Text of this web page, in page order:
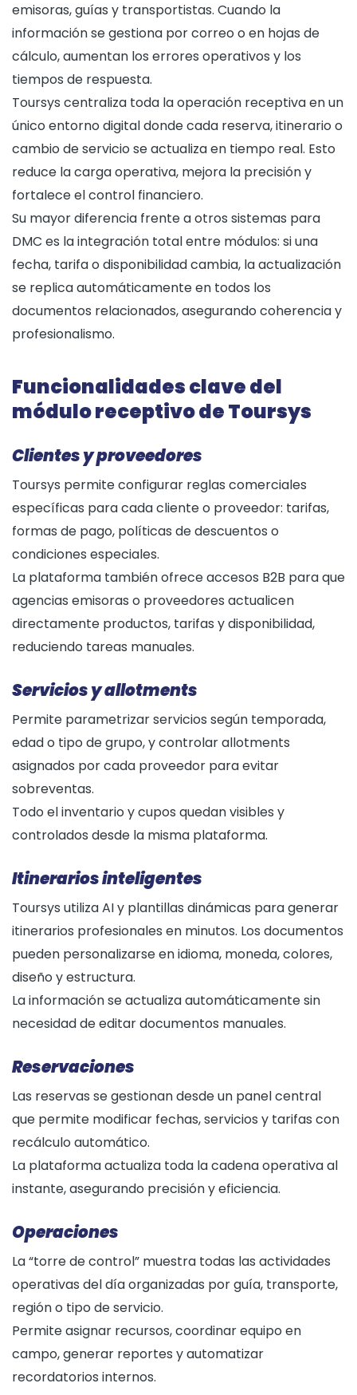
emisoras, guías y transportistas. Cuando la
información se gestiona por correo o en hojas de
cálculo, aumentan los errores operativos y los
tiempos de respuesta.
Toursys centraliza toda la operación receptiva en un
único entorno digital donde cada reserva, itinerario o
cambio de servicio se actualiza en tiempo real. Esto
reduce la carga operativa, mejora la precisión y
fortalece el control financiero.
Su mayor diferencia frente a otros sistemas para
DMC es la integración total entre módulos: si una
fecha, tarifa o disponibilidad cambia, la actualización
se replica automáticamente en todos los
documentos relacionados, asegurando coherencia y
profesionalismo.
Funcionalidades clave del
módulo receptivo de Toursys
Clientes y proveedores
Toursys permite configurar reglas comerciales
específicas para cada cliente o proveedor: tarifas,
formas de pago, políticas de descuentos o
condiciones especiales.
La plataforma también ofrece accesos B2B para que
agencias emisoras o proveedores actualicen
directamente productos, tarifas y disponibilidad,
reduciendo tareas manuales.
Servicios y allotments
Permite parametrizar servicios según temporada,
edad o tipo de grupo, y controlar allotments
asignados por cada proveedor para evitar
sobreventas.
Todo el inventario y cupos quedan visibles y
controlados desde la misma plataforma.
Itinerarios inteligentes
Toursys utiliza AI y plantillas dinámicas para generar
itinerarios profesionales en minutos. Los documentos
pueden personalizarse en idioma, moneda, colores,
diseño y estructura.
La información se actualiza automáticamente sin
necesidad de editar documentos manuales.
Reservaciones
Las reservas se gestionan desde un panel central
que permite modificar fechas, servicios y tarifas con
recálculo automático.
La plataforma actualiza toda la cadena operativa al
instante, asegurando precisión y eficiencia.
Operaciones
La “torre de control” muestra todas las actividades
operativas del día organizadas por guía, transporte,
región o tipo de servicio.
Permite asignar recursos, coordinar equipo en
campo, generar reportes y automatizar
recordatorios internos.